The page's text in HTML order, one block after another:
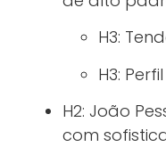
H3:
H3:
H2: João
com